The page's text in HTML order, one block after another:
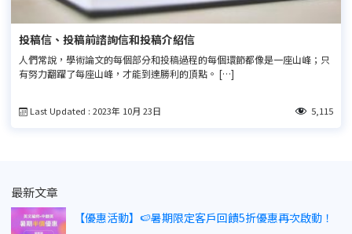
投稿信、投稿前諮詢信和投稿介紹信
人們常說，學術論文的每個部分和投稿過程的每個環節都像是一座山峰；只
有努力翻躍了每座山峰，才能到達勝利的頂點。 […]
Last Updated : 2023年 10月 23日 5,115
最新文章
【優惠活動】🍉暑期限定客戶回饋5折優惠再次啟動！